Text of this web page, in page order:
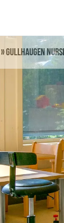
»Gullhaugen